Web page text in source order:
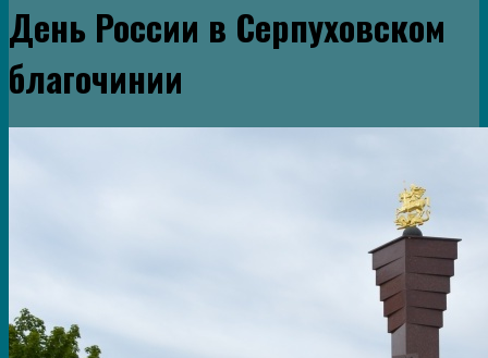
День России в Серпуховском
благочинии